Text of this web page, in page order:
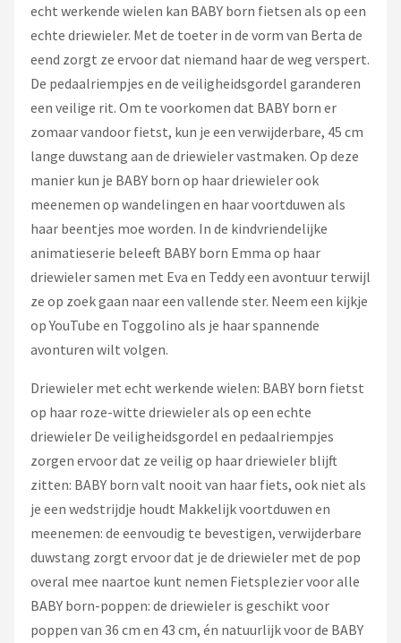
echt werkende wielen kan BABY born fietsen als op een
echte driewieler. Met de toeter in de vorm van Berta de
eend zorgt ze ervoor dat niemand haar de weg verspert.
De pedaalriempjes en de veiligheidsgordel garanderen
een veilige rit. Om te voorkomen dat BABY born er
zomaar vandoor fietst, kun je een verwijderbare, 45 cm
lange duwstang aan de driewieler vastmaken. Op deze
manier kun je BABY born op haar driewieler ook
meenemen op wandelingen en haar voortduwen als
haar beentjes moe worden. In de kindvriendelijke
animatieserie beleeft BABY born Emma op haar
driewieler samen met Eva en Teddy een avontuur terwijl
ze op zoek gaan naar een vallende ster. Neem een kijkje
op YouTube en Toggolino als je haar spannende
avonturen wilt volgen.
Driewieler met echt werkende wielen: BABY born fietst
op haar roze-witte driewieler als op een echte
driewieler De veiligheidsgordel en pedaalriempjes
zorgen ervoor dat ze veilig op haar driewieler blijft
zitten: BABY born valt nooit van haar fiets, ook niet als
je een wedstrijdje houdt Makkelijk voortduwen en
meenemen: de eenvoudig te bevestigen, verwijderbare
duwstang zorgt ervoor dat je de driewieler met de pop
overal mee naartoe kunt nemen Fietsplezier voor alle
BABY born-poppen: de driewieler is geschikt voor
poppen van 36 cm en 43 cm, én natuurlijk voor de BABY